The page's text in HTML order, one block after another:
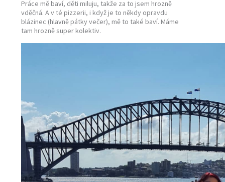
Práce mě baví, děti miluju, takže za to jsem hrozně
vděčná. A v té pizzerii, i když je to někdy opravdu
blázinec (hlavně pátky večer), mě to také baví. Máme
tam hrozně super kolektiv.